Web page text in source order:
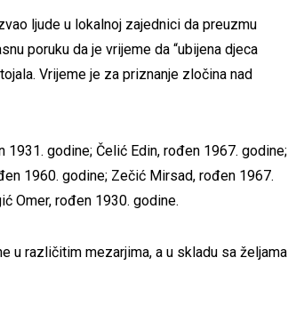
ljude u lokalnoj zajednici da preuzmu
poruku da je vrijeme da “ubijena djeca
Vrijeme je za priznanje zločina nad
godine; Čelić Edin, rođen 1967. godine;
1960. godine; Zečić Mirsad, rođen 1967.
Omer, rođen 1930. godine.
u različitim mezarjima, a u skladu sa željama